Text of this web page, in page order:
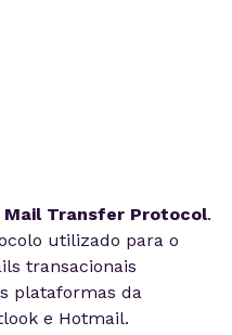
Mail Transfer Protocol.
utilizado para o
transacionais
plataformas da
e Hotmail.